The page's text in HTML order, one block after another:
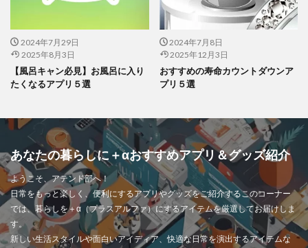
【16時間ダイエット】おすすめのファスティングアプリ７選
関連記事 【Apple Watch】おすすめのストレス測定アプリ８選
2024年7月29日
2025年8月3日
【風呂キャン必見】お風呂に入り
たくなるアプリ５選
2024年7月8日
2025年12月3日
おすすめの寿命カウントダウンア
プリ５選
あなたの暮らしに＋αおすすめアプリ＆グッズ紹介
ようこそ、アテンド部へ！
日常をもっと楽しく、便利にするアプリやグッズをご紹介するこのコーナー
では、暮らしを＋α（プラスアルファ）にするアイテムを厳選してお届けしま
す。
新しい生活スタイルや面白いアイディア、快適な日常を演出するアイテムな